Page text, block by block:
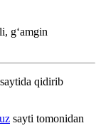
gʻamgin
saytida qidirib
sayti tomonidan